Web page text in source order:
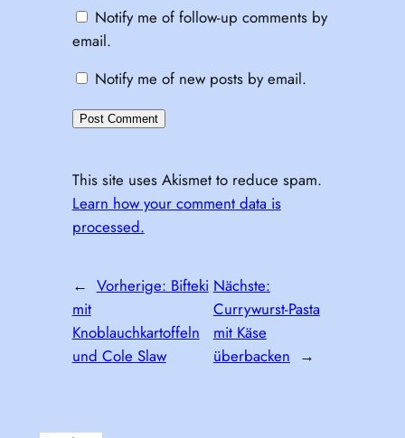
Notify me of follow-up comments by
email.
Notify me of new posts by email.
This site uses Akismet to reduce spam.
Learn how your comment data is
processed.
← Vorherige: Bifteki
mit
Knoblauchkartoffeln
und Cole Slaw
Nächste:
Currywurst-Pasta
mit Käse
überbacken →